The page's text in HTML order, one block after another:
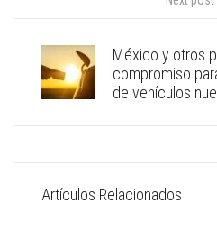
México y otros
compromiso
de vehículos
Artículos Relacionados